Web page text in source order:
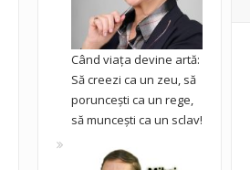
Când viața devine artă:
Să creezi ca un zeu, să
poruncești ca un rege,
să muncești ca un sclav!